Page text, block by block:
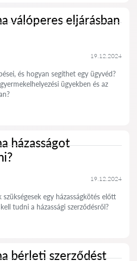
válóperes eljárásban
19.12.2024
és hogyan segíthet egy ügyvéd?
ügyekben és az
házasságot
19.12.2024
egy házasságkötés előtt
tudni a házassági szerződésről?
bérleti szerződést